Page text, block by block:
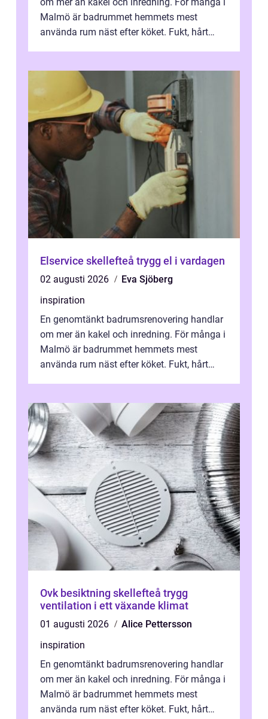
om mer än kakel och inredning. För många i
Malmö är badrummet hemmets mest
använda rum näst efter köket. Fukt, hårt
Elservice skellefteå trygg el i vardagen
02 augusti 2026
Eva Sjöberg
inspiration
En genomtänkt badrumsrenovering handlar
om mer än kakel och inredning. För många i
Malmö är badrummet hemmets mest
använda rum näst efter köket. Fukt, hårt
Ovk besiktning skellefteå trygg
ventilation i ett växande klimat
01 augusti 2026
Alice Pettersson
inspiration
En genomtänkt badrumsrenovering handlar
om mer än kakel och inredning. För många i
Malmö är badrummet hemmets mest
använda rum näst efter köket. Fukt, hårt